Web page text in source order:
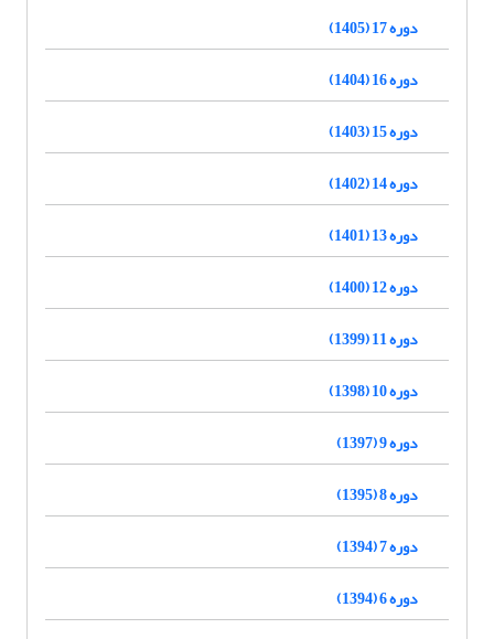
دوره 17 (1405)
دوره 16 (1404)
دوره 15 (1403)
دوره 14 (1402)
دوره 13 (1401)
دوره 12 (1400)
دوره 11 (1399)
دوره 10 (1398)
دوره 9 (1397)
دوره 8 (1395)
دوره 7 (1394)
دوره 6 (1394)